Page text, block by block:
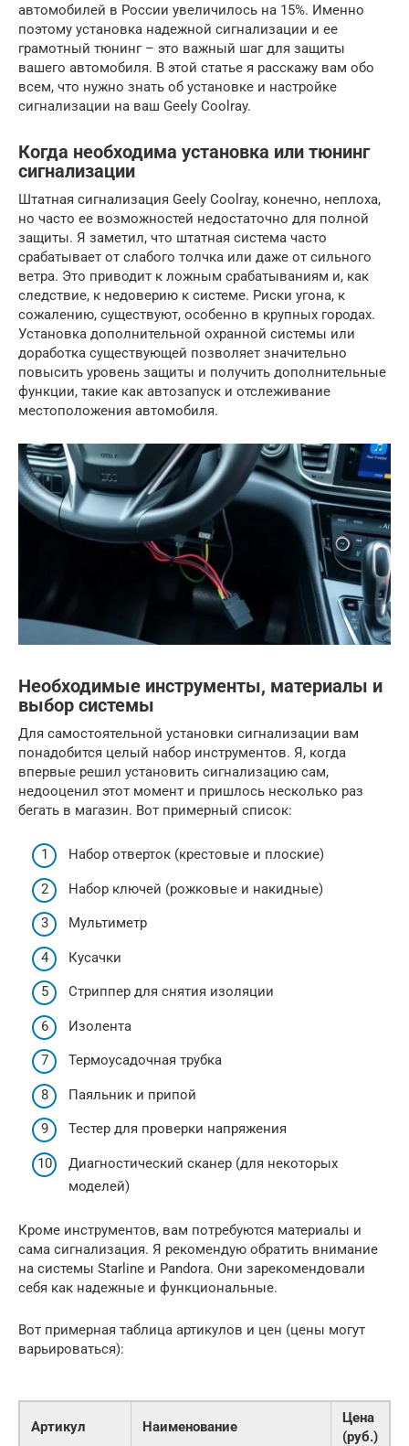
автомобилей в России увеличилось на 15%. Именно
поэтому установка надежной сигнализации и ее
грамотный тюнинг – это важный шаг для защиты
вашего автомобиля. В этой статье я расскажу вам обо
всем, что нужно знать об установке и настройке
сигнализации на ваш Geely Coolray.
Когда необходима установка или тюнинг
сигнализации
Штатная сигнализация Geely Coolray, конечно, неплоха,
но часто ее возможностей недостаточно для полной
защиты. Я заметил, что штатная система часто
срабатывает от слабого толчка или даже от сильного
ветра. Это приводит к ложным срабатываниям и, как
следствие, к недоверию к системе. Риски угона, к
сожалению, существуют, особенно в крупных городах.
Установка дополнительной охранной системы или
доработка существующей позволяет значительно
повысить уровень защиты и получить дополнительные
функции, такие как автозапуск и отслеживание
местоположения автомобиля.
Необходимые инструменты, материалы и
выбор системы
Для самостоятельной установки сигнализации вам
понадобится целый набор инструментов. Я, когда
впервые решил установить сигнализацию сам,
недооценил этот момент и пришлось несколько раз
бегать в магазин. Вот примерный список:
Набор отверток (крестовые и плоские)
Набор ключей (рожковые и накидные)
Мультиметр
Кусачки
Стриппер для снятия изоляции
Изолента
Термоусадочная трубка
Паяльник и припой
Тестер для проверки напряжения
Диагностический сканер (для некоторых
моделей)
Кроме инструментов, вам потребуются материалы и
сама сигнализация. Я рекомендую обратить внимание
на системы Starline и Pandora. Они зарекомендовали
себя как надежные и функциональные.
Вот примерная таблица артикулов и цен (цены могут
варьироваться):
Артикул Наименование
Цена
(руб.)